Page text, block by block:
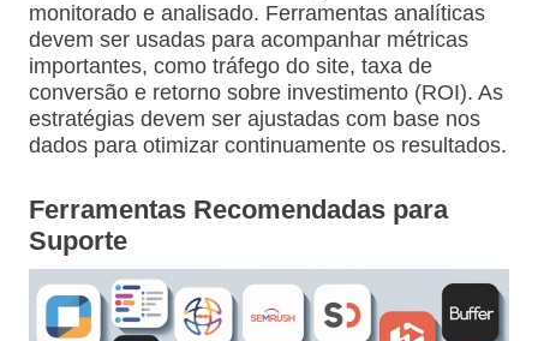
monitorado e analisado. Ferramentas analíticas
devem ser usadas para acompanhar métricas
importantes, como tráfego do site, taxa de
conversão e retorno sobre investimento (ROI). As
estratégias devem ser ajustadas com base nos
dados para otimizar continuamente os resultados.
Ferramentas Recomendadas para
Suporte